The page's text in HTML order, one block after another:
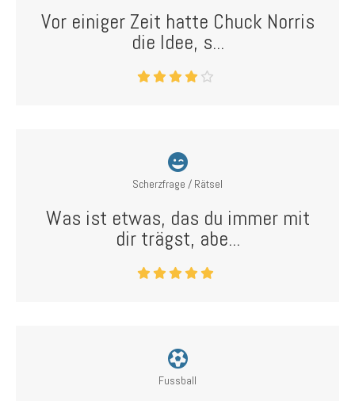
Vor einiger Zeit hatte Chuck Norris
die Idee, s...
Scherzfrage / Rätsel
Was ist etwas, das du immer mit
dir trägst, abe...
Fussball